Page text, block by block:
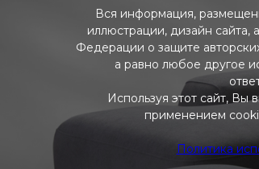
Вся информация,
иллюстрации, дизайн сайта,
Федерации о защите
а равно любое другое
Используя этот сайт, Вы
применением
Политика